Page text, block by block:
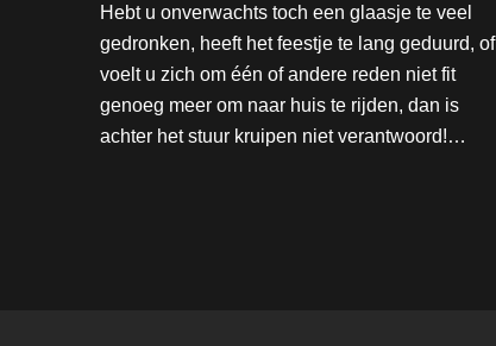
Hebt u onverwachts toch een glaasje te veel
gedronken, heeft het feestje te lang geduurd, of
voelt u zich om één of andere reden niet fit
genoeg meer om naar huis te rijden, dan is
achter het stuur kruipen niet verantwoord!…